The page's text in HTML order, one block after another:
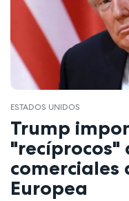
ESTADOS UNIDOS
Trump
"recíprocos"
comerciales
Europea